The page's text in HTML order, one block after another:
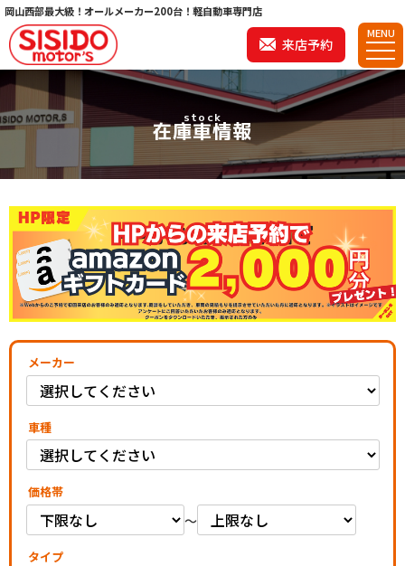
岡山西部最大級！オールメーカー200台！軽自動車専門店
来店予約
MENU
stock
在庫車情報
メーカー
車種
価格帯
～
タイプ